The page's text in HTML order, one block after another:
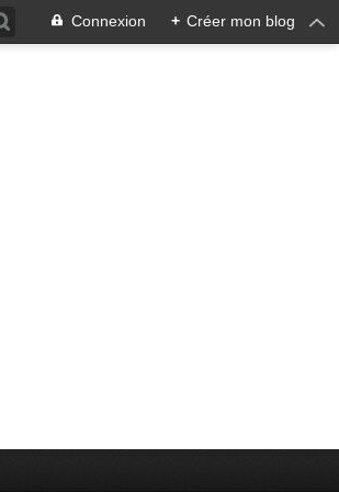
Connexion + Créer mon blog